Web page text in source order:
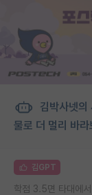
김박사넷의
물로 더 멀리 바라
김GPT
학점 3.5면 타대에